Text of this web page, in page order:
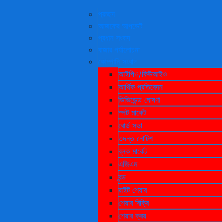
প্রচ্ছদ
আজকের আপডেট
প্রধান সংবাদ
বাজার পর্যালোচনা
কোম্পানি সংবাদ
আইপিও/কিউআইও
আর্থিক প্রতিবেদন
ডিভিডেন্ড ঘোষণা
স্পট মার্কেট
বোর্ড সভা
তদন্ত নোটিশ
ব্লক মার্কেট
প্রচ্ছদ
আজকের আপডেট
প্রধান সংবাদ
বাজার পর্যালোচনা
কোম্পানি সংবাদ
আইপিও/কিউআইও
আর্থিক প্রতিবেদন
ডিভিডেন্ড ঘোষণা
স্পট মার্কেট
বোর্ড সভা
তদন্ত নোটিশ
ব্লক মার্কেট
এজিএম
বন্ড
রাইট শেয়ার
শেয়ার বিক্রি
শেয়ার ক্রয়